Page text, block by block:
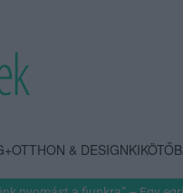
OTTHON & DESIGNKIKÖTŐ